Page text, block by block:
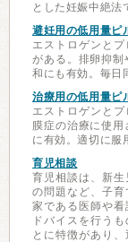
とした妊娠中絶法
避妊用の低用量ピ
エストロゲンと
がある。排卵抑制
和にも有効。毎日
治療用の低用量ピ
エストロゲンと
膜症の治療に使
に有効。適切に服
育児相談
育児相談は、新
の問題など、子
家である医師や
ドバイスを行う
とに特徴があり